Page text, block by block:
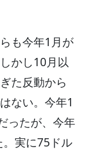
も今年1月が
かし10月以
た反動から
ない。今年1
ったが、今年
実に75ドル